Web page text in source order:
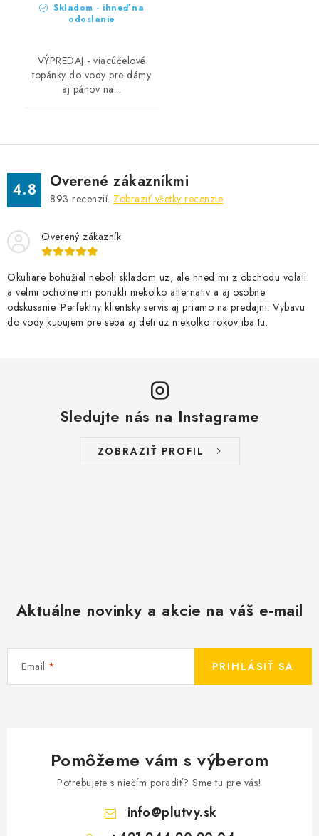
Skladom - ihneď na
odoslanie
VÝPREDAJ - viacúčelové
topánky do vody pre dámy
aj pánov na...
4.8 Overené zákazníkmi
893 recenzií. Zobraziť všetky recenzie
Overený zákazník
Okuliare bohužial neboli skladom uz, ale hned mi z obchodu volali
a velmi ochotne mi ponukli niekolko alternativ a aj osobne
odskusanie. Perfektny klientsky servis aj priamo na predajni. Vybavu
do vody kupujem pre seba aj deti uz niekolko rokov iba tu.
Sledujte nás na Instagrame
ZOBRAZIŤ PROFIL
Aktuálne novinky a akcie na váš e-mail
Email PRIHLÁSIŤ SA
Pomôžeme vám s výberom
Potrebujete s niečím poradiť? Sme tu pre vás!
info@plutvy.sk